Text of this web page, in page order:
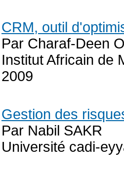
CRM, outil
Par Charaf-Deen
Institut Africain de
2009
Gestion des
Par Nabil SAKR
Université cadi-